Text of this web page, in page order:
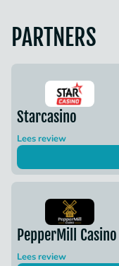
PARTNERS
Starcasino
Lees review
PepperMill Casino
Lees review